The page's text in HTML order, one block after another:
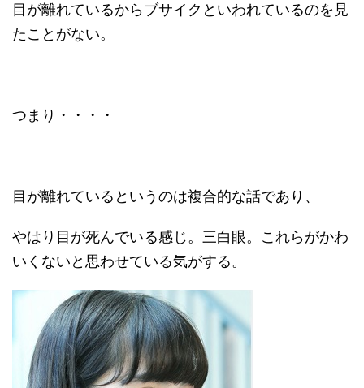
目が離れているからブサイクといわれているのを見
たことがない。
つまり・・・・
目が離れているというのは複合的な話であり、
やはり目が死んでいる感じ。三白眼。これらがかわ
いくないと思わせている気がする。